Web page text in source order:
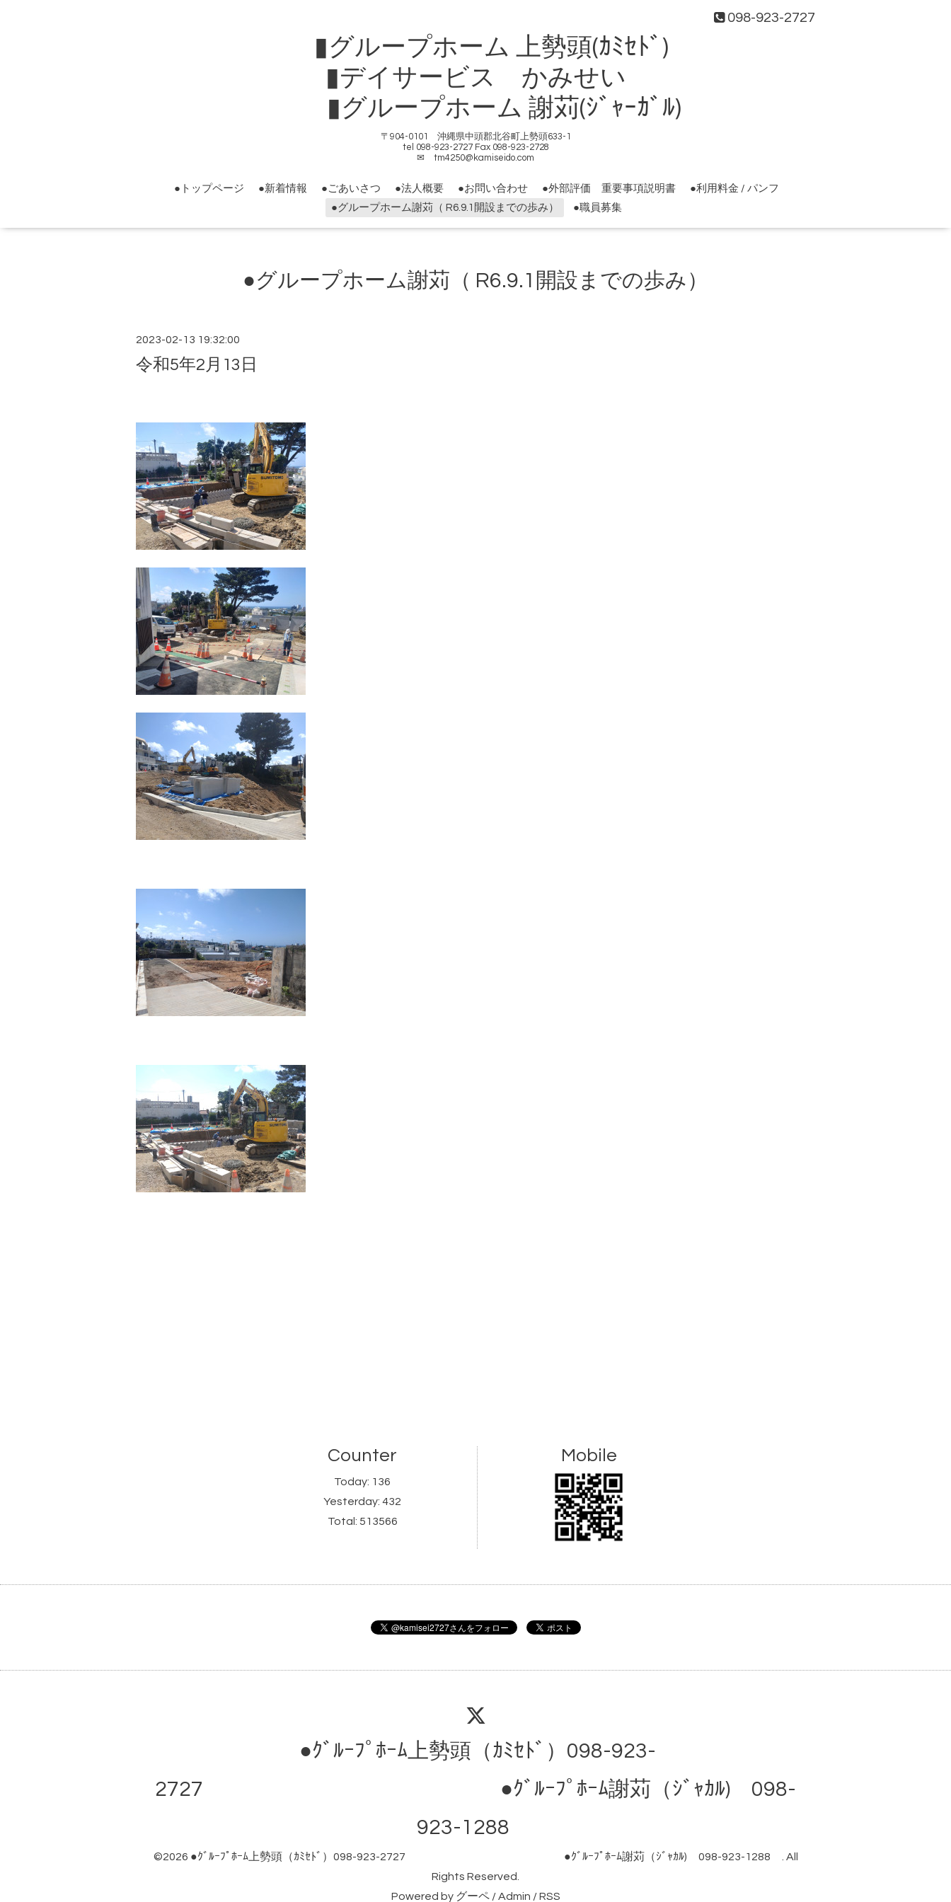
098-923-2727
▮グループホーム 上勢頭(ｶﾐｾﾄﾞ)
▮デイサービス かみせい
▮グループホーム 謝苅(ｼﾞｬｰｶﾞﾙ)
〒904-0101 沖縄県中頭郡北谷町上勢頭633-1
tel 098-923-2727 Fax 098-923-2728
✉ tm4250@kamiseido.com
●トップページ ●新着情報 ●ごあいさつ ●法人概要 ●お問い合わせ ●外部評価 重要事項説明書
●利用料金 / パンフ
●グループホーム謝苅（ R6.9.1開設までの歩み）
●職員募集
●グループホーム謝苅（ R6.9.1開設までの歩み）
2023-02-13 19:32:00
令和5年2月13日
Counter
Today: 136
Yesterday:432
Total: 513566
Mobile
●ｸﾞﾙｰﾌﾟﾎｰﾑ上勢頭（ｶﾐｾﾄﾞ）098-923-
2727 ●ｸﾞﾙｰﾌﾟﾎｰﾑ謝苅（ｼﾞｬｶﾙ) 098-
923-1288
©2026 ●ｸﾞﾙｰﾌﾟﾎｰﾑ上勢頭（ｶﾐｾﾄﾞ）098-923-2727 ●ｸﾞﾙｰﾌﾟﾎｰﾑ謝苅（ｼﾞｬｶﾙ) 098-923-1288
. All
Rights Reserved.
Powered by グーペ/Admin /RSS